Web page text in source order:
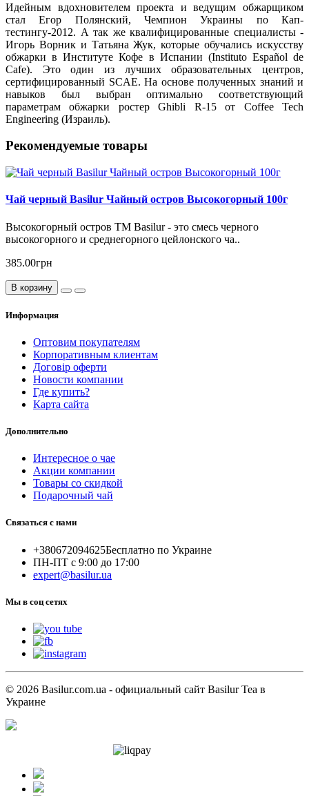
Идейным вдохновителем проекта и ведущим обжарщиком
стал Егор Полянский, Чемпион Украины по Кап-
тестингу-2012. А так же квалифицированные специалисты -
Игорь Ворник и Татьяна Жук, которые обучались искусству
обжарки в Институте Кофе в Испании (Instituto Español de
Cafe). Это один из лучших образовательных центров,
сертифицированный SCAE. На основе полученных знаний и
навыков был выбран оптимально соответствующий
параметрам обжарки ростер Ghibli R-15 от Сoffee Tech
Еngineering (Израиль).
Рекомендуемые товары
Чай черный Basilur Чайный остров Высокогорный 100г
Высокогорный остров ТМ Basilur - это смесь черного
высокогорного и среднегорного цейлонского ча..
385.00грн
В корзину
Информация
Оптовим покупателям
Корпоративным клиентам
Договір оферти
Новости компании
Где купить?
Карта сайта
Дополнительно
Интересное о чае
Акции компании
Товары со скидкой
Подарочный чай
Связаться с нами
+380672094625Бесплатно по Украине
ПН-ПТ с 9:00 до 17:00
expert@basilur.ua
Мы в соц сетях
© 2026 Basilur.com.ua - официальный сайт Basilur Tea в
Украине